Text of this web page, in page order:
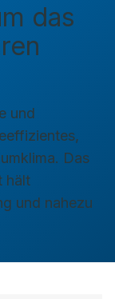
das
und
Das
hält
und nahezu